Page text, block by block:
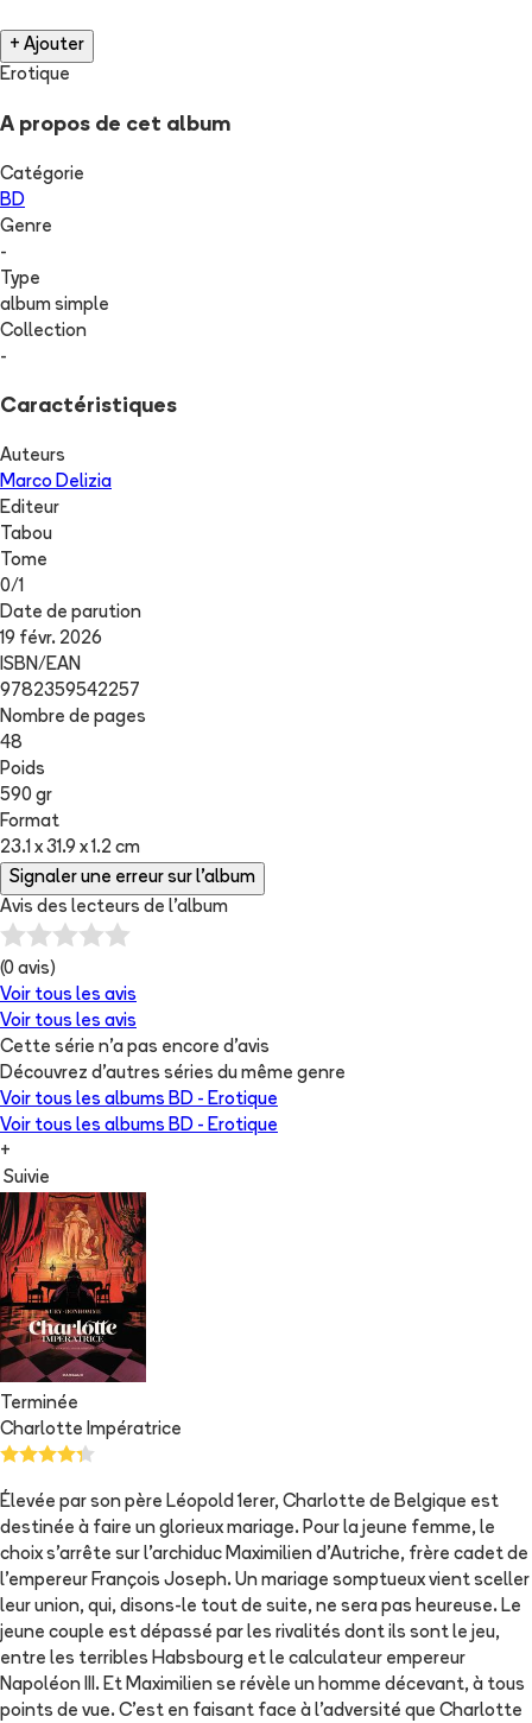
+ Ajouter
Erotique
A propos de cet album
Catégorie
BD
Genre
-
Type
album simple
Collection
-
Caractéristiques
Auteurs
Marco Delizia
Editeur
Tabou
Tome
0/1
Date de parution
19 févr. 2026
ISBN/EAN
9782359542257
Nombre de pages
48
Poids
590 gr
Format
23.1 x 31.9 x 1.2 cm
Signaler une erreur sur l'album
Avis des lecteurs de l'album
(0 avis)
Voir tous les avis
Voir tous les avis
Cette série n'a pas encore d'avis
Découvrez d'autres séries du même genre
Voir tous les albums BD - Erotique
Voir tous les albums BD - Erotique
+
Suivie
Terminée
Charlotte Impératrice
Élevée par son père Léopold 1erer, Charlotte de Belgique est
destinée à faire un glorieux mariage. Pour la jeune femme, le
choix s'arrête sur l'archiduc Maximilien d'Autriche, frère cadet de
l'empereur François Joseph. Un mariage somptueux vient sceller
leur union, qui, disons-le tout de suite, ne sera pas heureuse. Le
jeune couple est dépassé par les rivalités dont ils sont le jeu,
entre les terribles Habsbourg et le calculateur empereur
Napoléon III. Et Maximilien se révèle un homme décevant, à tous
points de vue. C'est en faisant face à l'adversité que Charlotte